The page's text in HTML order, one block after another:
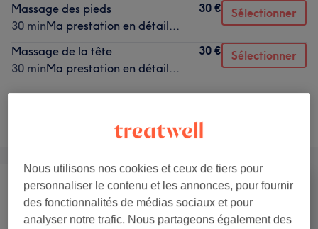
Massage des pieds
30 minMa prestation en détail...
30 € Sélectionner
Massage de la tête
30 minMa prestation en détail...
30 € Sélectionner
Recherchez dans notre liste de prestations
Épilation Visage Massage
Nous utilisons nos cookies et ceux de tiers pour
personnaliser le contenu et les annonces, pour fournir
des fonctionnalités de médias sociaux et pour
analyser notre trafic. Nous partageons également des